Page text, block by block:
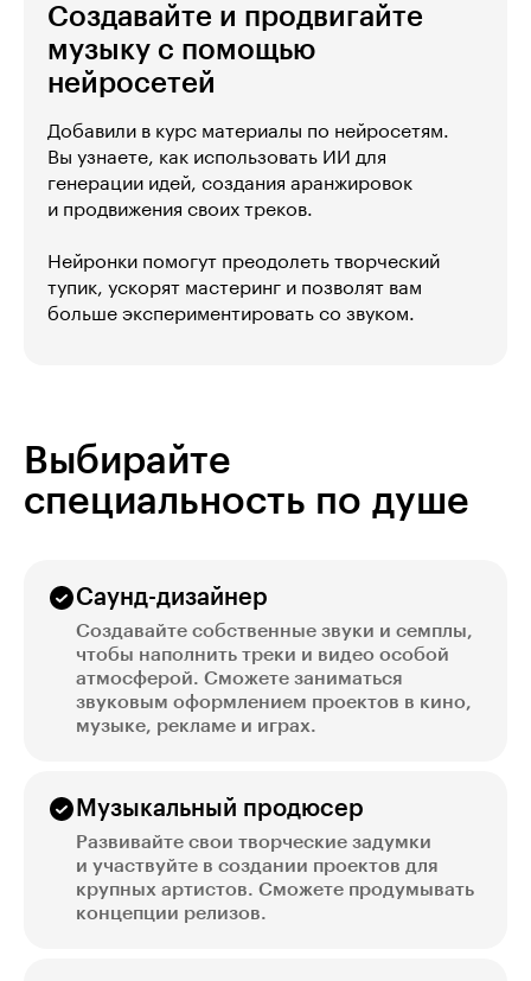
Создавайте и продвигайте
музыку с помощью
нейросетей
Добавили в курс материалы по нейросетям.
Вы узнаете, как использовать ИИ для
генерации идей, создания аранжировок
и продвижения своих треков.
Нейронки помогут преодолеть творческий
тупик, ускорят мастеринг и позволят вам
больше экспериментировать со звуком.
Выбирайте
специальность по душе
Саунд-дизайнер
Создавайте собственные звуки и семплы,
чтобы наполнить треки и видео особой
атмосферой. Сможете заниматься
звуковым оформлением проектов в кино,
музыке, рекламе и играх.
Музыкальный продюсер
Развивайте свои творческие задумки
и участвуйте в создании проектов для
крупных артистов. Сможете продумывать
концепции релизов.